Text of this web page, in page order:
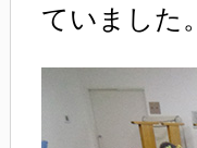
ていました。